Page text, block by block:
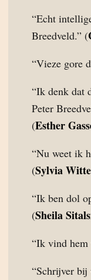
“Echt
Breedveld.” (
“Vieze gore
“Ik denk dat
Peter
(Esther
“Nu weet ik
(Sylvia
“Ik ben dol
(Sheila
“Ik vind
“Schrijver bij